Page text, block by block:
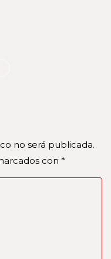
no será publicada.
con *